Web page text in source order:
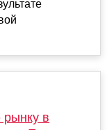
рынку в